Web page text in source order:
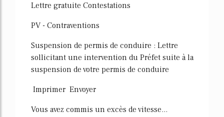
Lettre gratuite Contestations
PV - Contraventions
Suspension de permis de conduire : Lettre
sollicitant une intervention du Préfet suite à la
suspension de votre permis de conduire
Imprimer Envoyer
Vous avez commis un excès de vitesse...